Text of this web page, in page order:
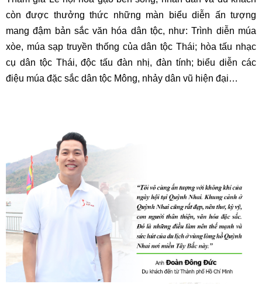
còn được thưởng thức những màn biểu diễn ấn tượng
mang đậm bản sắc văn hóa dân tộc, như: Trình diễn múa
xòe, múa sạp truyền thống của dân tộc Thái; hòa tấu nhạc
cụ dân tộc Thái, độc tấu đàn nhị, đàn tính; biểu diễn các
điệu múa đặc sắc dân tộc Mông, nhảy dân vũ hiện đại…